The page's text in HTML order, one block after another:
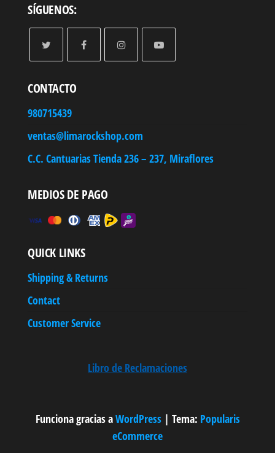
SÍGUENOS:
CONTACTO
980715439
ventas@limarockshop.com
C.C. Cantuarias Tienda 236 – 237, Miraflores
MEDIOS DE PAGO
QUICK LINKS
Shipping & Returns
Contact
Customer Service
Libro de Reclamaciones
Funciona gracias aWordPress | Tema: Popularis
eCommerce